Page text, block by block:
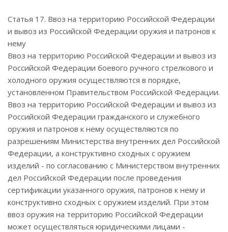
Статья 17. Ввоз на территорию Российской Федерации
и вывоз из Российской Федерации оружия и патронов к
нему
Ввоз на территорию Российской Федерации и вывоз из
Российской Федерации боевого ручного стрелкового и
холодного оружия осуществляются в порядке,
установленном Правительством Российской Федерации.
Ввоз на территорию Российской Федерации и вывоз из
Российской Федерации гражданского и служебного
оружия и патронов к нему осуществляются по
разрешениям Министерства внутренних дел Российской
Федерации, а конструктивно сходных с оружием
изделий - по согласованию с Министерством внутренних
дел Российской Федерации после проведения
сертификации указанного оружия, патронов к нему и
конструктивно сходных с оружием изделий. При этом
ввоз оружия на территорию Российской Федерации
может осуществляться юридическими лицами -